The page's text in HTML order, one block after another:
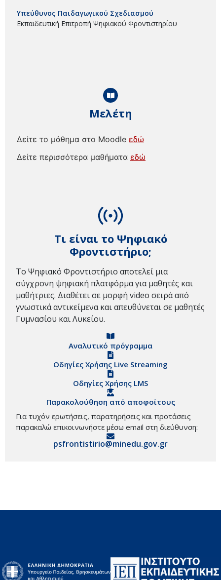
Τι είναι το Ψηφιακό
Φροντιστήριο;
Το Ψηφιακό Φροντιστήριο αποτελεί μια
σύγχρονη ψηφιακή πλατφόρμα για μαθητές και
μαθήτριες. Διαθέτει σε μορφή video σειρά από
γνωστικά αντικείμενα και απευθύνεται σε μαθητές
Γυμνασίου και Λυκείου.
Αναλυτικό πρόγραμμα
Οδηγίες Χρήσης Live Streaming
Οδηγίες Χρήσης LMS
Παρακολούθηση από αποφοίτους
Για τυχόν ερωτήσεις, παρατηρήσεις και προτάσεις
παρακαλώ επικοινωνήστε μέσω email στη διεύθυνση:
psfrontistirio@minedu.gov.gr
Μελέτη
Δείτε το μάθημα στο Moodle εδώ
Δείτε περισσότερα μαθήματα εδώ
Υπεύθυνος Παιδαγωγικού Σχεδιασμού
Εκπαιδευτική Επιτροπή Ψηφιακού Φροντιστηρίου